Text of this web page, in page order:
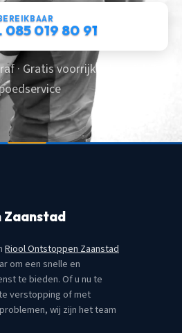
085 019 80 91
· Gratis voorrijkosten · 24/7
Zaanstad
Riool Ontstoppen Zaanstad
om een snelle en
te bieden. Of u nu te
verstopping of met
wij zijn het team